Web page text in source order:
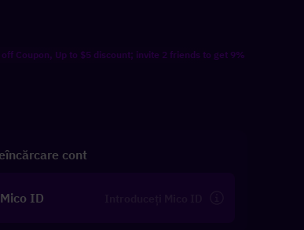
Up to $5 discount; invite 2 friends to get 9% off Coupon, Up
cont
Mico ID